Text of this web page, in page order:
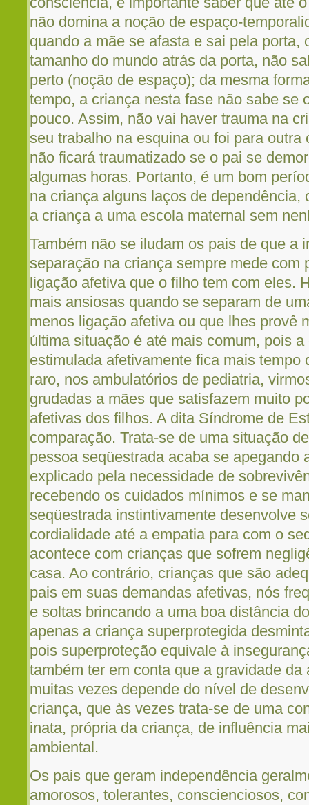
não domina a noção de espaço-
quando a mãe se afasta e sai pela porta,
tamanho do mundo atrás da porta, não
perto (noção de espaço); da mesma
tempo, a criança nesta fase não sabe se
pouco. Assim, não vai haver trauma na
seu trabalho na esquina ou foi para outra
não ficará traumatizado se o pai se
algumas horas. Portanto, é um bom
na criança alguns laços de dependência,
a criança a uma escola maternal sem
Também não se iludam os pais de que a
separação na criança sempre mede com
ligação afetiva que o filho tem com eles.
mais ansiosas quando se separam de
menos ligação afetiva ou que lhes provê
última situação é até mais comum, pois
estimulada afetivamente fica mais tempo
raro, nos ambulatórios de pediatria,
grudadas a mães que satisfazem muito
afetivas dos filhos. A dita Síndrome de
comparação. Trata-se de uma situação
pessoa seqüestrada acaba se apegando
explicado pela necessidade de
recebendo os cuidados mínimos e se
seqüestrada instintivamente desenvolve
cordialidade até a empatia para com o
acontece com crianças que sofrem
casa. Ao contrário, crianças que são
pais em suas demandas afetivas, nós
e soltas brincando a uma boa distância
apenas a criança superprotegida
pois superproteção equivale à
também ter em conta que a gravidade
muitas vezes depende do nível de
criança, que às vezes trata-se de uma
inata, própria da criança, de influência
ambiental.
Os pais que geram independência
amorosos, tolerantes, conscienciosos,